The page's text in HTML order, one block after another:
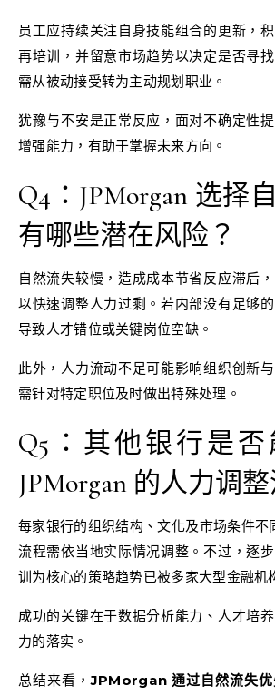
员工应持续关注自身技能组合的更新，
再培训，并留意市场趋势以决定是否寻
需从被动接受转为主动规划职业。
犹豫与不安是正常反应，面对不确定性
增强能力，有助于掌握未来方向。
Q4：JPMorgan 选择
有哪些潜在风险？
自然流失较慢，造成成本节省反应滞后
以快速调整人力过剩。若内部没有足够
导致人才错位或关键岗位空缺。
此外，人力流动不足可能影响组织创新
需针对特定职位及时做出特殊处理。
Q5：其他银行是否
JPMorgan 的人力调
每家银行的组织结构、文化及市场条件
流程需依当地实际情况调整。不过，逐
训为核心的策略趋势已被多家大型金融机
成功的关键在于数据分析能力、人才培
力的落实。
总结来看，JPMorgan 通过自然流失优